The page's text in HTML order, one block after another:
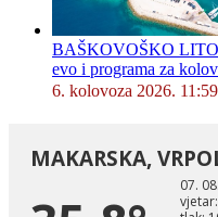
BAŠKOVOŠKO LITO
evo i programa za
6. kolovoza 2026. 11:59